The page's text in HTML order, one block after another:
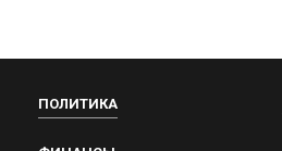
ПОЛИТИКА